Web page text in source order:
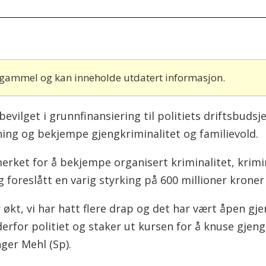
og kan inneholde utdatert informasjon.
i grunnfinansiering til politiets
og bekjempe gjengkriminalitet og familievold.
for å bekjempe organisert kriminalitet,
foreslått en varig styrking på 600 millioner
vi har hatt flere drap og det har vært åpen
politiet og staker ut kursen for å knuse
Mehl (Sp).